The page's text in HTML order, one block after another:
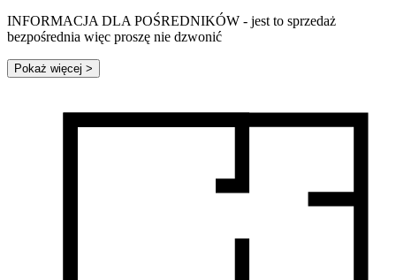
INFORMACJA DLA POŚREDNIKÓW - jest to sprzedaż
bezpośrednia więc proszę nie dzwonić
Pokaż więcej >